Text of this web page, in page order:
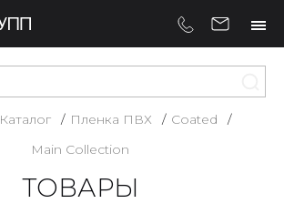
Каталог Пленка ПВХ
Coated
Main Collection
ТОВАРЫ